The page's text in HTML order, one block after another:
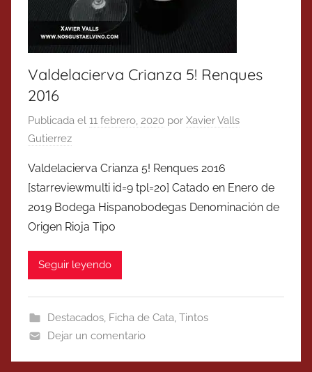
Valdelacierva Crianza 5! Renques
2016
Publicada el 11 febrero, 2020 por Xavier Valls
Gutierrez
Valdelacierva Crianza 5! Renques 2016
[starreviewmulti id=9 tpl=20] Catado en Enero de
2019 Bodega Hispanobodegas Denominación de
Origen Rioja Tipo
Seguir leyendo
Destacados, Ficha de Cata, Tintos
Dejar un comentario